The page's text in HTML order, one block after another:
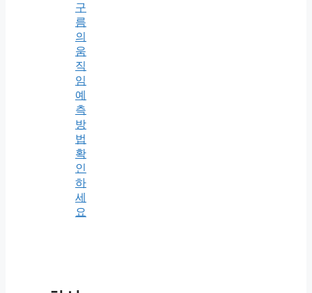
구
름
의
움
직
임
예
측
방
법
확
인
하
세
요